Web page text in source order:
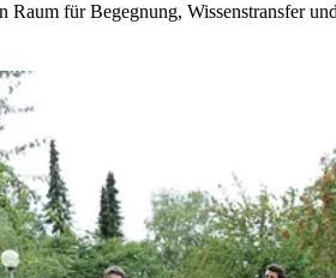
Raum für Begegnung, Wissenstransfer